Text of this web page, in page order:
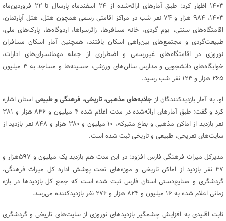
۱۴۰۳ اظهار کرد: طبق آمار‌های ارائه‌شده از ۲۴ اسفندماه پارسال تا ۲۲ فروردین‌ماه
۱۴۰۳، ۹۸۴ هزار و ۷۴ نفر شب در مراکز اقامتی رسمی همچون هتل، هتل آپارتمان،
اقامتگاه‌های سنتی، بوم گردی، خانه مسافرها، زائرسراها، اردوگاه‌ها، پارک‌های ملی،
طبیعت‌گردی و مجتمع‌های بین‌راهی اسکان یافتند، همچنین آمار اسکان مسافران
نوروزی در اقامتگاه‌های غیررسمی و اضطراری از جمله مهمانسرای‌های ادارات،
خوابگاه‌های دانشجویی و مدارس سالن‌های ورزشی، حسینه‌ها و مساجد به ۳ میلیون
۲۶۵ هزار و ۱۲۳ نفر شب رسید.
او، به آمار بازدیدکنندگان از جاذبه‌های مذهبی، تاریخی، فرهنگی و طبیعی استان اشاره
کرد و گفت: طبق آمار‌های ارائه‌شده در مدت اعلام شده ۴ میلیون و ۸۴۶ هزار و ۳۸۱
نفر بازدید از اماکن مذهبی و بقاع متبرکه، ۱۰ میلیون و ۳۸۰ هزار و ۸۴۸ نفر بازدید از
سایت‌های تفریحی، طبیعی و تاریخی ثبت شده است.
مدیرکل میراث فرهنگی فارس افزود: در این مدت هم بازدید یک میلیون و ۵۹۷هزار و
۴۷ نفر بازدید از اماکن تاریخی و موزه‌های تحت پوشش اداره کل میراث فرهنگی،
گردشگری و صنایع‌دستی استان فارس ثبت شده است که جمع کل بازدید‌ها در بازه
زمانی اعلام شده به ۱۶ میلیون و ۸۲۴ هزار و ۲۷۶ نفر بازدیدکننده می‌رسد.
ثابت اقلیدی به افزایش چشمگیر بازدید‌های نوروزی از سایت‌های تاریخی و گردشگری